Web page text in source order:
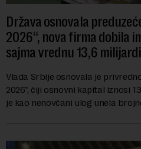
Država osnovala
2026“, nova firma dobila
sajma vrednu 13,6
Vlada Srbije osnovala je
2026", čiji osnovni kapital iznosi
je kao nenovčani ulog unela